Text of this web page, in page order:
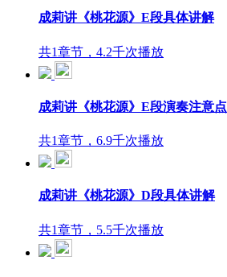
成莉讲《桃花源》E段具体讲解
共1章节，4.2千次播放
成莉讲《桃花源》E段演奏注意点
共1章节，6.9千次播放
成莉讲《桃花源》D段具体讲解
共1章节，5.5千次播放